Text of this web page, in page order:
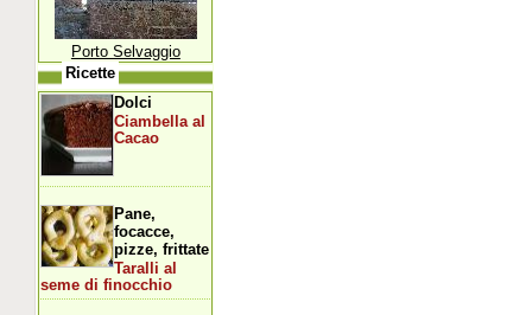
Porto Selvaggio
Ricette
Dolci
Ciambella al
Cacao
Pane,
focacce,
pizze, frittate
Taralli al
seme di finocchio